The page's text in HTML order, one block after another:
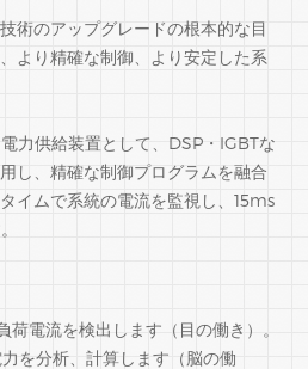
術のアップグレードの根本的な目
より精確な制御、より安定した系
力供給装置として、DSP・IGBTな
し、精確な制御プログラムを融合
イムで系統の電流を監視し、15ms
荷電流を検出します（目の働き）。
を分析、計算します（脳の働